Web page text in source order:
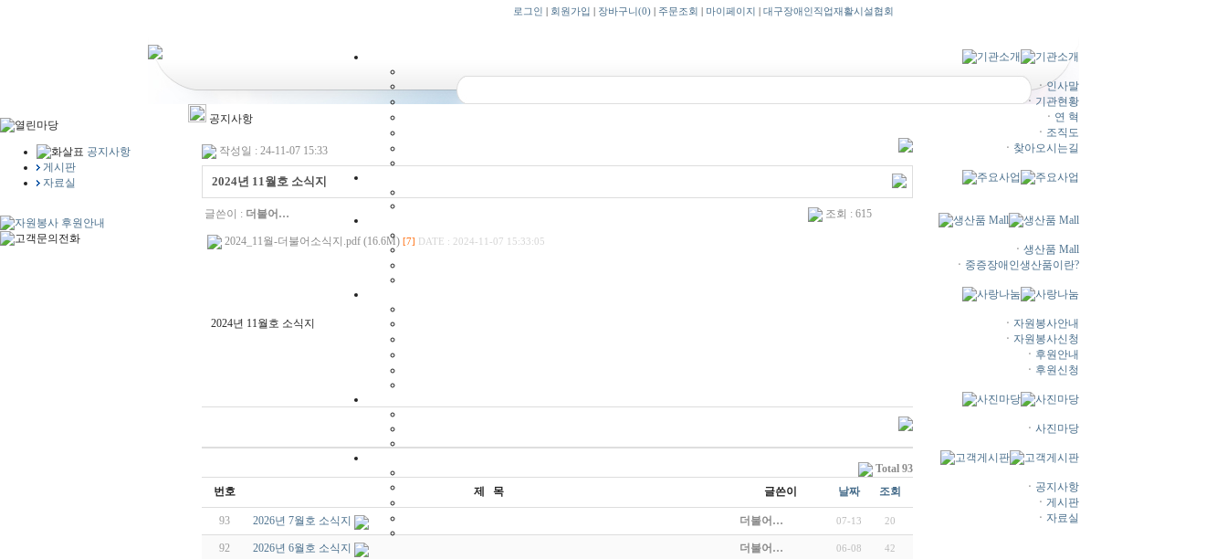
로그인 회원가입 장바구니 (0) 주문조회 마이페이지 대구장애인직업재활시설협회
ㆍ인사말
ㆍ 기관현황
ㆍ 연 혁
ㆍ 조직도
ㆍ 찾아오시는길
ㆍ 생산품 Mall
ㆍ 중증장애인생산품이란?
ㆍ 자원봉사안내
ㆍ 자원봉사신청
ㆍ 후원안내
ㆍ 후원신청
ㆍ 사진마당
ㆍ 공지사항
ㆍ 게시판
ㆍ 자료실
공지사항
게시판
자료실
공지사항
작성일 : 24-11-07 15:33
2024년 11월호 소식지
글쓴이 : 더불어… 조회 : 615
2024_11월-더불어소식지.pdf (16.6M) [7] DATE : 2024-11-07 15:33:05
2024년 11월호 소식지
Total 93
번호
제 목 글쓴이 날짜 조회
93 2026년 7월호 소식지 더불어… 07-13 20
92 2026년 6월호 소식지 더불어… 06-08 42